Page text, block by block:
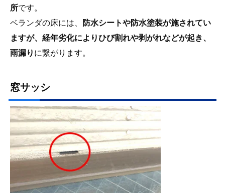
所です。
ベランダの床には、 防水シートや防水塗装が施されてい
ますが、経年劣化によりひび割れや剥がれなどが起き、
雨漏り に繋がります。
窓サッシ